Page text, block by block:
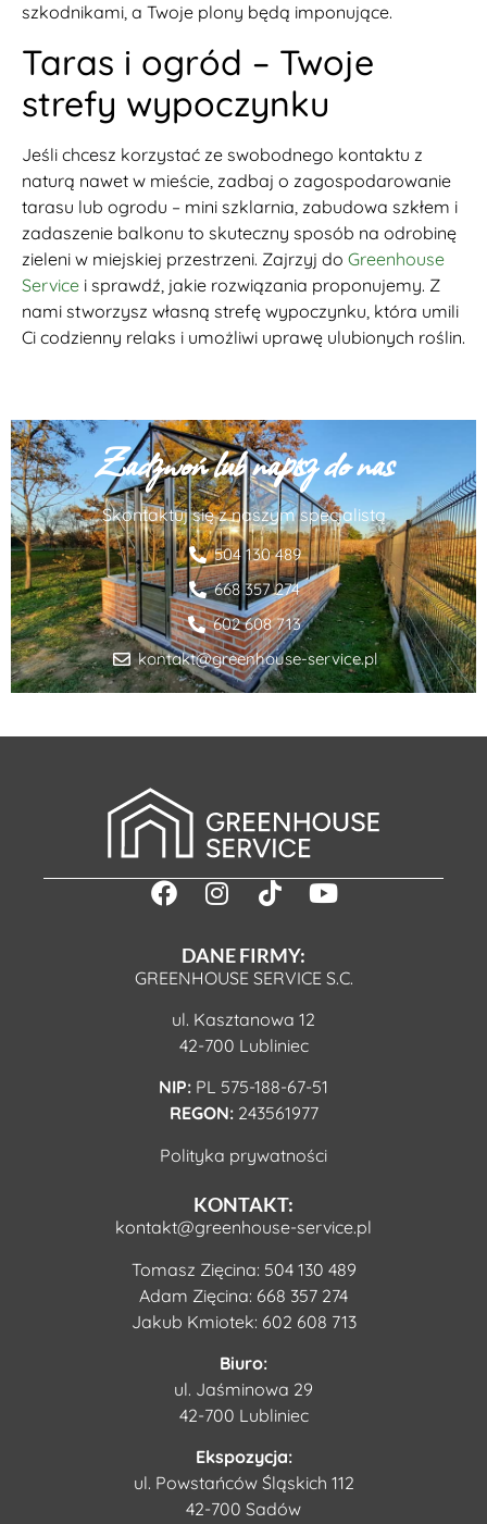
szkodnikami, a Twoje plony będą imponujące.
Taras i ogród – Twoje
strefy wypoczynku
Jeśli chcesz korzystać ze swobodnego kontaktu z
naturą nawet w mieście, zadbaj o zagospodarowanie
tarasu lub ogrodu – mini szklarnia, zabudowa szkłem i
zadaszenie balkonu to skuteczny sposób na odrobinę
zieleni w miejskiej przestrzeni. Zajrzyj do Greenhouse
Service i sprawdź, jakie rozwiązania proponujemy. Z
nami stworzysz własną strefę wypoczynku, która umili
Ci codzienny relaks i umożliwi uprawę ulubionych roślin.
Zadzwoń lub napisz do nas
Skontaktuj się z naszym specjalistą
504 130 489
668 357 274
602 608 713
kontakt@greenhouse-service.pl
DANE FIRMY:
GREENHOUSE SERVICE S.C.
ul. Kasztanowa 12
42-700 Lubliniec
NIP: PL 575-188-67-51
REGON:243561977
Polityka prywatności
KONTAKT:
kontakt@greenhouse-service.pl
Tomasz Zięcina: 504 130 489
Adam Zięcina: 668 357 274
Jakub Kmiotek: 602 608 713
Biuro:
ul. Jaśminowa 29
42-700 Lubliniec
Ekspozycja:
ul. Powstańców Śląskich 112
42-700 Sadów